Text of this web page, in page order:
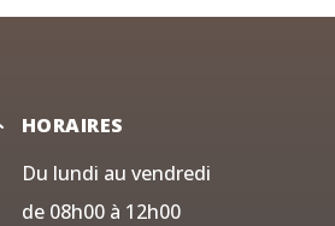
HORAIRES
Du lundi au vendredi
de 08h00 à 12h00